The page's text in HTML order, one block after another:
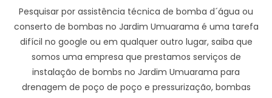
Pesquisar por assistência técnica de bomba d´água ou
conserto de bombas no Jardim Umuarama é uma tarefa
difícil no google ou em qualquer outro lugar, saiba que
somos uma empresa que prestamos serviços de
instalação de bombs no Jardim Umuarama para
drenagem de poço de poço e pressurização, bombas